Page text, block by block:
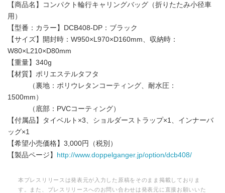
【商品名】コンパクト輪行キャリングバッグ（折りたたみ小径車
用）
【型番：カラー】DCB408-DP：ブラック
【サイズ】開封時：W950×L970×D160mm、収納時：
W80×L210×D80mm
【重量】340g
【材質】ポリエステルタフタ
（裏地：ポリウレタンコーティング、耐水圧：
1500mm）
（底部：PVCコーティング）
【付属品】タイベルト×3、ショルダーストラップ×1、インナーバ
ッグ×1
【希望小売価格】3,000円（税別）
【製品ページ】
http://www.doppelganger.jp/option/dcb408/
本プレスリリースは発表元が入力した原稿をそのまま掲載しておりま
す。また、プレスリリースへのお問い合わせは発表元に直接お願いいた